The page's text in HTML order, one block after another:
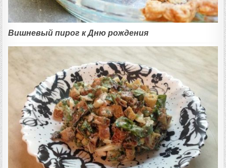
Вишневый пирог к Дню рождения